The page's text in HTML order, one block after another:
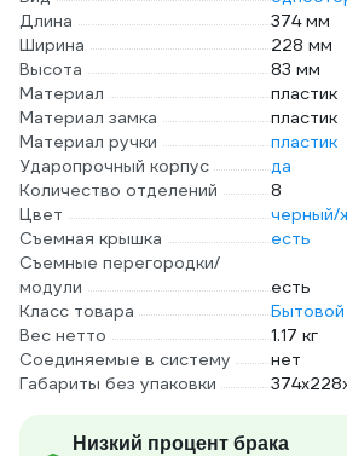
Длина
374 мм
Ширина
228 мм
Высота
83 мм
Материал
пластик
Материал замка
пластик
Материал ручки
пластик
Ударопрочный корпус
да
Количество отделений
8
Цвет
черный/
Съемная крышка
есть
Съемные перегородки/
модули
есть
Класс товара
Бытовой
Вес нетто
1.17 кг
Соединяемые в систему
нет
Габариты без упаковки
Низкий процент брака